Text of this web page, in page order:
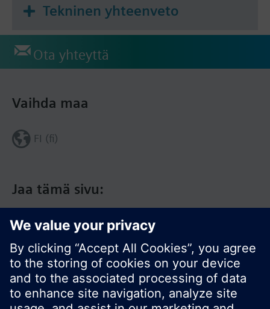
Tekninen yhteenveto
Ota yhteyttä
Jaa tämä sivu:
Vaihda maa
FI (fi)